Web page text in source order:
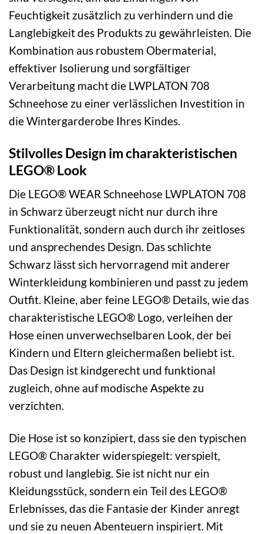
Feuchtigkeit zusätzlich zu verhindern und die
Langlebigkeit des Produkts zu gewährleisten. Die
Kombination aus robustem Obermaterial,
effektiver Isolierung und sorgfältiger
Verarbeitung macht die LWPLATON 708
Schneehose zu einer verlässlichen Investition in
die Wintergarderobe Ihres Kindes.
Stilvolles Design im charakteristischen
LEGO® Look
Die LEGO® WEAR Schneehose LWPLATON 708
in Schwarz überzeugt nicht nur durch ihre
Funktionalität, sondern auch durch ihr zeitloses
und ansprechendes Design. Das schlichte
Schwarz lässt sich hervorragend mit anderer
Winterkleidung kombinieren und passt zu jedem
Outfit. Kleine, aber feine LEGO® Details, wie das
charakteristische LEGO® Logo, verleihen der
Hose einen unverwechselbaren Look, der bei
Kindern und Eltern gleichermaßen beliebt ist.
Das Design ist kindgerecht und funktional
zugleich, ohne auf modische Aspekte zu
verzichten.
Die Hose ist so konzipiert, dass sie den typischen
LEGO® Charakter widerspiegelt: verspielt,
robust und langlebig. Sie ist nicht nur ein
Kleidungsstück, sondern ein Teil des LEGO®
Erlebnisses, das die Fantasie der Kinder anregt
und sie zu neuen Abenteuern inspiriert. Mit